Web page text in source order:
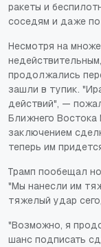
ракеты и
соседям и даже
Несмотря на
продолжались
зашли в тупик.
действий", —
Ближнего
заключением
теперь им
Трамп пообещал
"Мы нанесли им
тяжелый удар
"Возможно, я
шанс подписать